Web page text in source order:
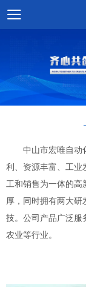
中山市宏唯自动
利、资源丰富、工业
工和销售为一体的高
厚，同时拥有两大研
技。公司产品广泛服
农业等行业。